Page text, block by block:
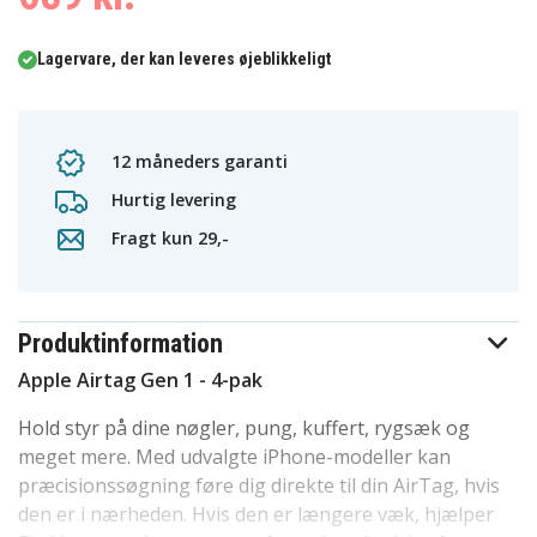
Lagervare, der kan leveres øjeblikkeligt
12 måneders garanti
Hurtig levering
Fragt kun 29,-
Produktinformation
Apple Airtag Gen 1 - 4-pak
Hold styr på dine nøgler, pung, kuffert, rygsæk og
meget mere. Med udvalgte iPhone-modeller kan
præcisionssøgning føre dig direkte til din AirTag, hvis
den er i nærheden. Hvis den er længere væk, hjælper